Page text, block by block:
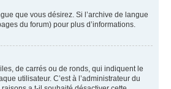
que vous désirez. Si l’archive de langue
du forum) pour plus d’informations.
de carrés ou de ronds, qui indiquent le
utilisateur. C’est à l’administrateur du